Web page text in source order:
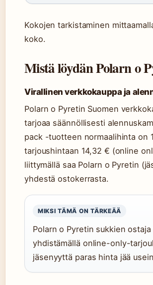
Kokojen tarkistaminen
koko.
Mistä löydän Polarn o
Virallinen verkkokauppa ja
Polarn o Pyretin Suomen
tarjoaa säännöllisesti
pack -tuotteen normaalihinta on
tarjoushintaan 14,32 € (online
liittymällä saa Polarn o Pyretin
yhdestä ostokerrasta.
MIKSI TÄMÄ ON TÄRKEÄÄ
Polarn o Pyretin sukkien
yhdistämällä online-only-
jäsenyyttä paras hinta jää